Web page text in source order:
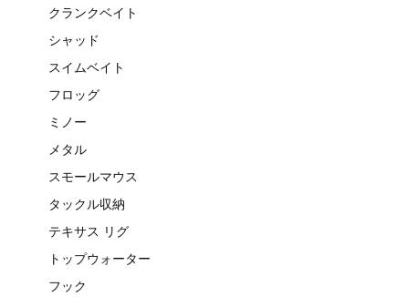
クランクベイト
シャッド
スイムベイト
フロッグ
ミノー
メタル
スモールマウス
タックル収納
テキサス リグ
トップウォーター
フック